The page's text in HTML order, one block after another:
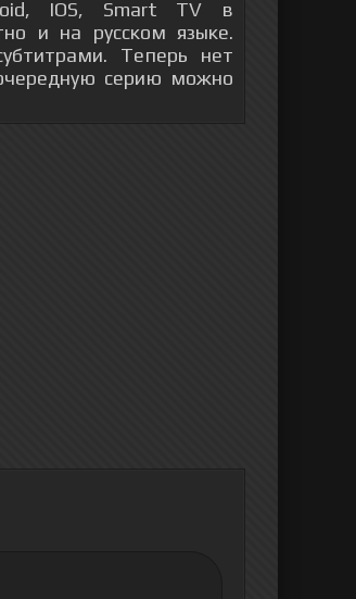
IOS, Smart TV в
и на русском языке.
Теперь нет
серию можно